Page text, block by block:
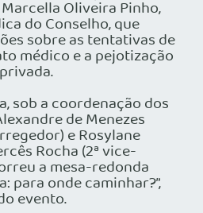
Oliveira Pinho,
do Conselho, que
sobre as tentativas de
médico e a pejotização
sob a coordenação dos
de Menezes
e Rosylane
Rocha (2ª vice-
a mesa-redonda
para onde caminhar?”,
evento.